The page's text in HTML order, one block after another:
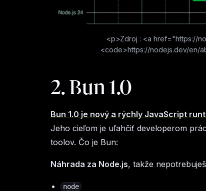
<p>Zdroj : <a href="https://
<code>https://nodejs.dev/en/
2. Bun 1.0
Bun 1.0 je nový a rýchly JavaScript
Jeho cieľom je uľahčiť developerom
toolov. Čo je Bun:
Náhrada za Node.js, takže
node